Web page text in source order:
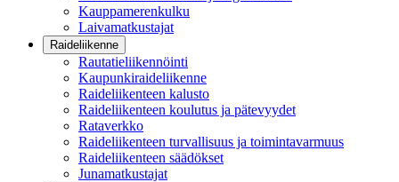
Kauppamerenkulku
Laivamatkustajat
Raideliikenne
Rautatieliikennöinti
Kaupunkiraideliikenne
Raideliikenteen kalusto
Raideliikenteen koulutus ja pätevyydet
Rataverkko
Raideliikenteen turvallisuus ja toimintavarmuus
Raideliikenteen säädökset
Junamatkustajat